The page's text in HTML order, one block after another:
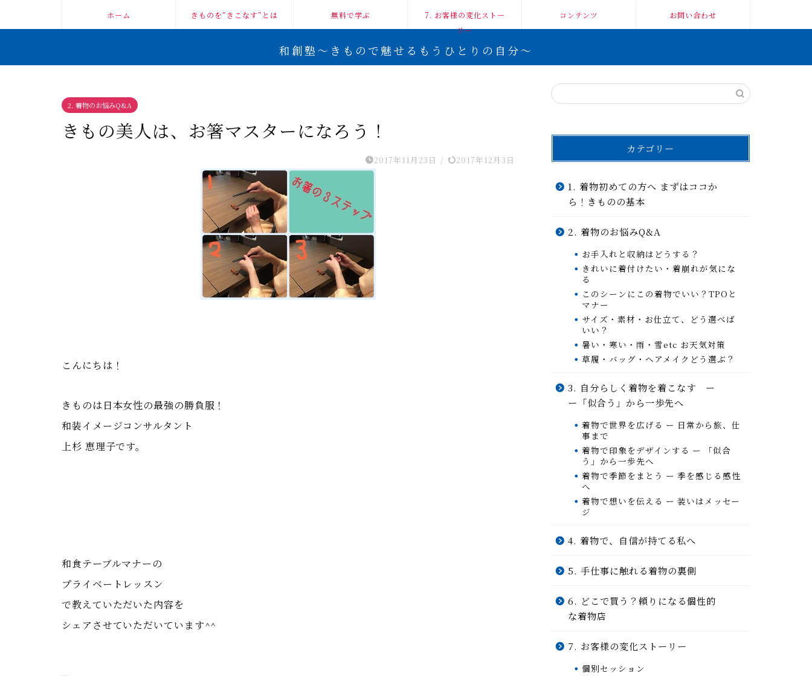
ホーム きものを”きこなす”とは 無料で学ぶ
7. お客様の変化ストー
リー
コンテンツ お問い合わせ
和創塾〜きもので魅せるもうひとりの自分〜
2. 着物のお悩みQ&A
きもの美人は、お箸マスターになろう！
2017年11月23日 / 2017年12月3日
こんにちは！
きものは日本女性の最強の勝負服！
和装イメージコンサルタント
上杉 恵理子です。
和食テーブルマナーの
プライベートレッスン
で教えていただいた内容を
シェアさせていただいています^^
カテゴリー
1. 着物初めての方へ まずはココか
ら！きものの基本
2. 着物のお悩みQ&A
お手入れと収納はどうする？
きれいに着付けたい・着崩れが気にな
る
このシーンにこの着物でいい？TPOと
マナー
サイズ・素材・お仕立て、どう選べば
いい？
暑い・寒い・雨・雪etc お天気対策
草履・バッグ・ヘアメイクどう選ぶ？
3. 自分らしく着物を着こなす ー
ー「似合う」から一歩先へ
着物で世界を広げる ー 日常から旅、仕
事まで
着物で印象をデザインする ー 「似合
う」から一歩先へ
着物で季節をまとう ー 季を感じる感性
へ
着物で想いを伝える ー 装いはメッセー
ジ
4. 着物で、自信が持てる私へ
5. 手仕事に触れる着物の裏側
6. どこで買う？頼りになる個性的
な着物店
7. お客様の変化ストーリー
個別セッション